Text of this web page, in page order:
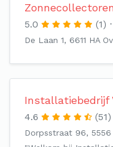
5.0 (1)
De Laan 1, 6611 HA
Installatiebedrijf
4.6 (51)
Dorpsstraat 96, 5556